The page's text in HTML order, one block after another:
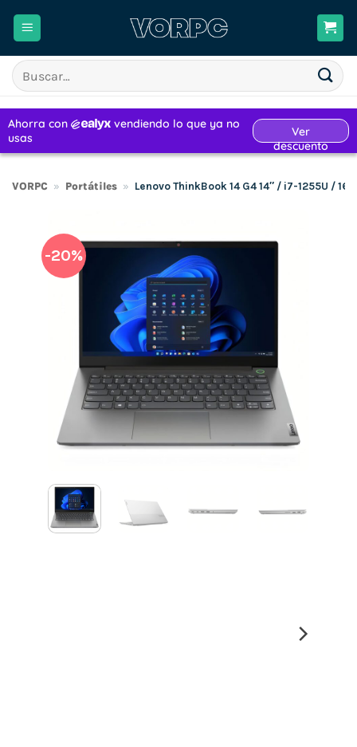
Buscar
por:
VORPC » Portátiles » Lenovo ThinkBook 14 G4 14″ / i7-1255U /
-20%